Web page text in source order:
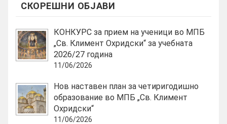
СКОРЕШНИ ОБЈАВИ
КОНКУРС за прием на ученици во МПБ
„Св. Климент Охридски“ за учебната
2026/27 година
11/06/2026
Нов наставен план за четиригодишно
образование во МПБ „Св. Климент
Охридски“
11/06/2026